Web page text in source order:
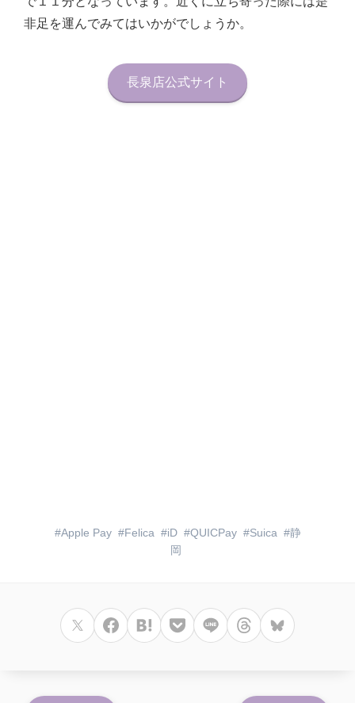
非足を運んでみてはいかがでしょうか。
長泉店公式サイト
Apple Pay Felica iD QUICPay Suica
静
岡